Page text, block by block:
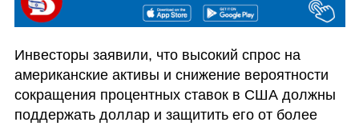
Инвесторы заявили, что высокий спрос на
американские активы и снижение вероятности
сокращения процентных ставок в США должны
поддержать доллар и защитить его от более